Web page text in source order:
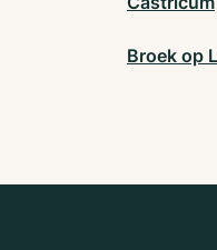
Broek op